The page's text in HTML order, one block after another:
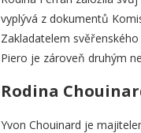
vyplývá z dokumentů
Zakladatelem
Piero je zároveň druhým
Rodina
Yvon Chouinard je